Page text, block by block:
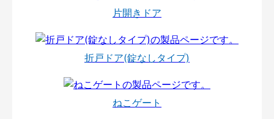
片開きドア
折戸ドア(錠なしタイプ)
ねこゲート